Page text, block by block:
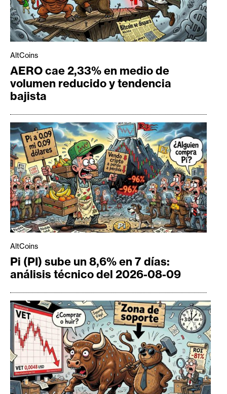
AltCoins
AERO cae 2,33% en medio de
volumen reducido y tendencia
bajista
AltCoins
Pi (PI) sube un 8,6% en 7 días:
análisis técnico del 2026-08-09